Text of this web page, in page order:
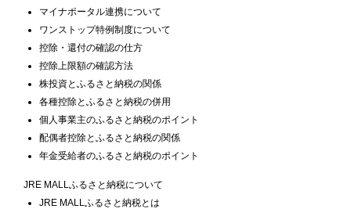
マイナポータル連携について
ワンストップ特例制度について
控除・還付の確認の仕方
控除上限額の確認方法
株投資とふるさと納税の関係
各種控除とふるさと納税の併用
個人事業主のふるさと納税のポイント
配偶者控除とふるさと納税の関係
年金受給者のふるさと納税のポイント
JRE MALLふるさと納税について
JRE MALLふるさと納税とは